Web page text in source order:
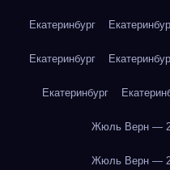
Екатеринбург
Екатеринбург
Екатеринбург
Жюль Верн —
Жюль Верн —